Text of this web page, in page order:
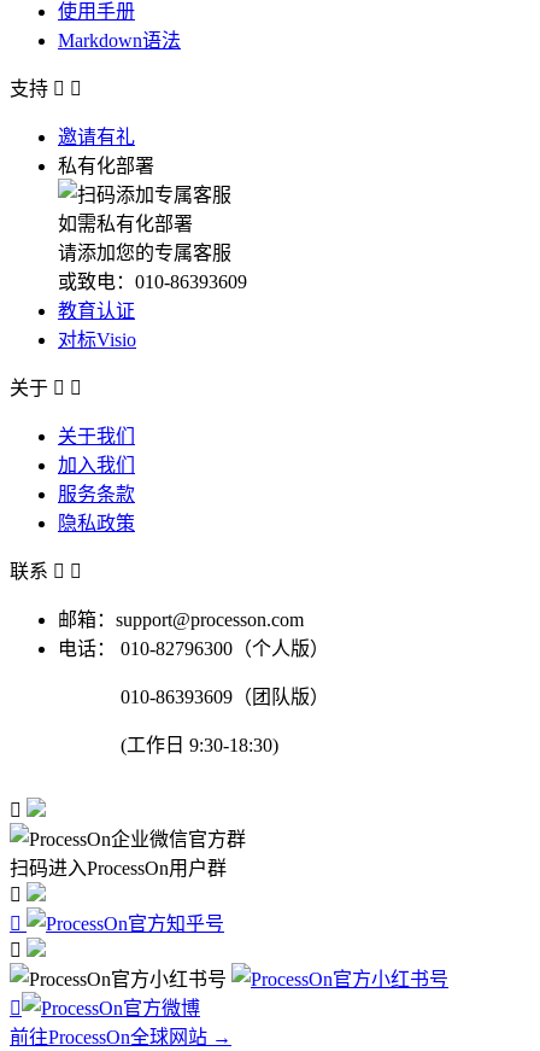
使用手册
Markdown语法
支持  
邀请有礼
私有化部署
如需私有化部署
请添加您的专属客服
或致电：010-86393609
教育认证
对标Visio
关于  
关于我们
加入我们
服务条款
隐私政策
联系  
邮箱：support@processon.com
电话：
010-82796300（个人版）
010-86393609（团队版）
(工作日 9:30-18:30)

扫码进入ProcessOn用户群




前往ProcessOn全球网站 →